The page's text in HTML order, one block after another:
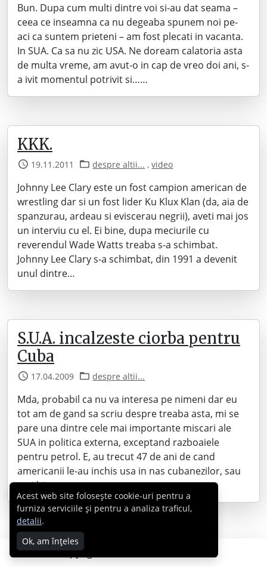
Bun. Dupa cum multi dintre voi si-au dat seama –
ceea ce inseamna ca nu degeaba spunem noi pe-
aci ca suntem prieteni – am fost plecati in vacanta.
In SUA. Ca sa nu zic USA. Ne doream calatoria asta
de multa vreme, am avut-o in cap de vreo doi ani, s-
a ivit momentul potrivit si……
KKK.
19.11.2011 despre altii... ,video
Johnny Lee Clary este un fost campion american de
wrestling dar si un fost lider Ku Klux Klan (da, aia de
spanzurau, ardeau si eviscerau negrii), aveti mai jos
un interviu cu el. Ei bine, dupa meciurile cu
reverendul Wade Watts treaba s-a schimbat.
Johnny Lee Clary s-a schimbat, din 1991 a devenit
unul dintre…
S.U.A. incalzeste ciorba pentru
Cuba
17.04.2009 despre altii...
Mda, probabil ca nu va interesa pe nimeni dar eu
tot am de gand sa scriu despre treaba asta, mi se
pare una dintre cele mai importante miscari ale
SUA in politica externa, exceptand razboaiele
pentru petrol. E, au trecut 47 de ani de cand
americanii le-au inchis usa in nas cubanezilor, sau
mai bine…
Copyright © 2007 - 2026 Cabral.ro
Acest web site folosește cookie-uri pentru a
furniza serviciile și pentru a analiza traficul,
detalii.
Ok, am înțeles